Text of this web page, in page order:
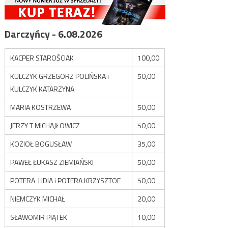
Darczyńcy - 6.08.2026
KACPER STAROŚCIAK
100,00
KULCZYK GRZEGORZ POLIŃSKA i
KULCZYK KATARZYNA
50,00
MARIA KOSTRZEWA
50,00
JERZY T MICHAJŁOWICZ
50,00
KOZIOŁ BOGUSŁAW
35,00
PAWEŁ ŁUKASZ ZIEMIAŃSKI
50,00
POTERA LIDIA i POTERA KRZYSZTOF
50,00
NIEMCZYK MICHAŁ
20,00
SŁAWOMIR PIĄTEK
10,00